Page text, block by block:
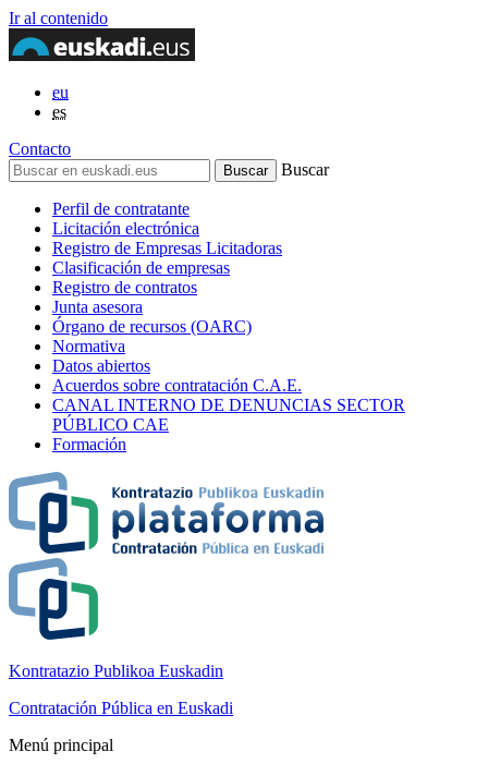
Ir al contenido
eu
es
Contacto
Buscar
Perfil de contratante
Licitación electrónica
Registro de Empresas Licitadoras
Clasificación de empresas
Registro de contratos
Junta asesora
Órgano de recursos (OARC)
Normativa
Datos abiertos
Acuerdos sobre contratación C.A.E.
CANAL INTERNO DE DENUNCIAS SECTOR
PÚBLICO CAE
Formación
Kontratazio Publikoa Euskadin
Contratación Pública en Euskadi
Menú principal